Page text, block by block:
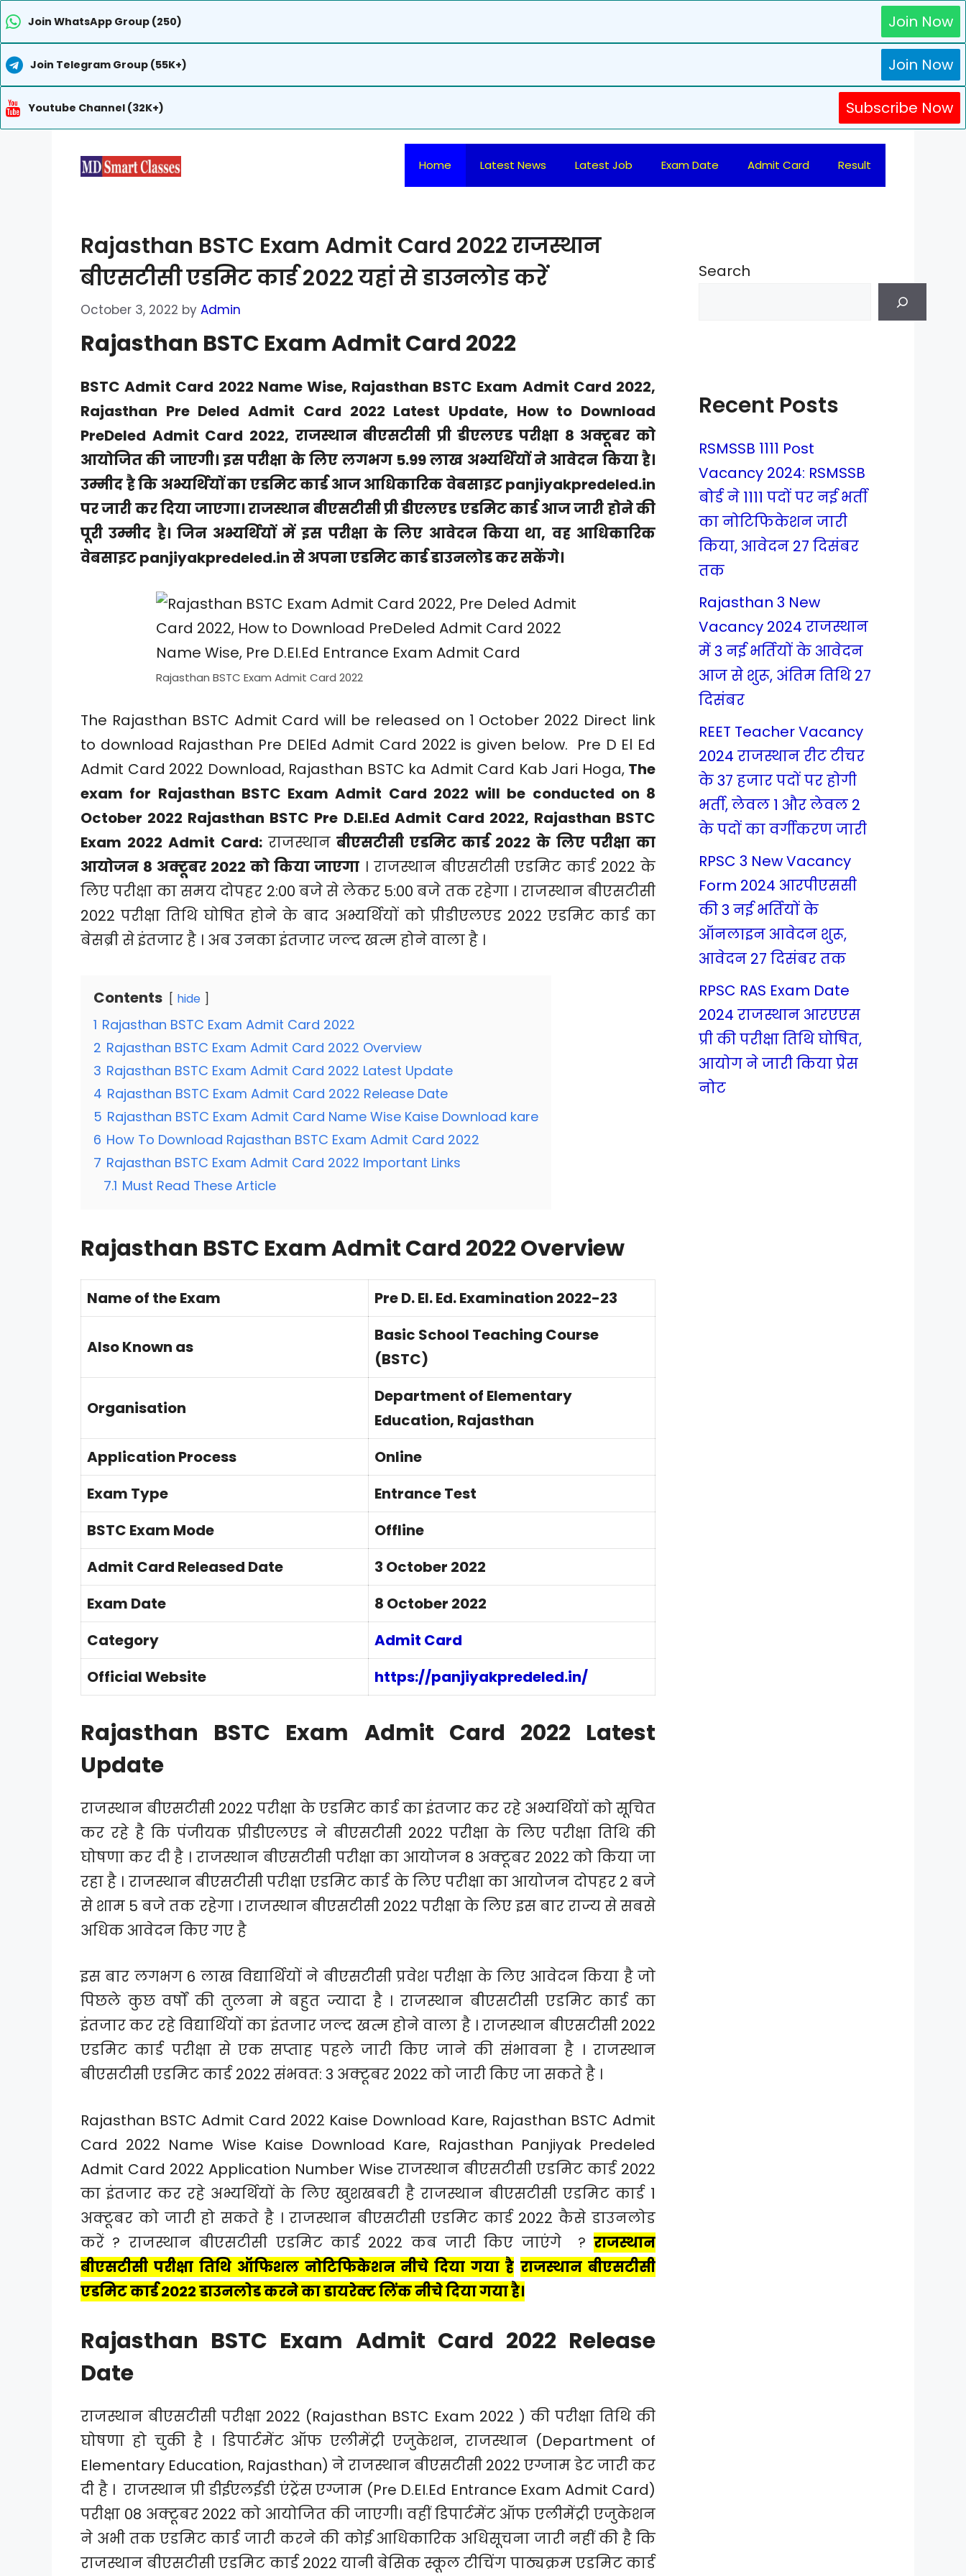
Join WhatsApp Group (250) Join Now
Join Telegram Group (55K+) Join Now
Youtube Channel (32K+)
Subscribe Now
Home Latest News Latest Job Exam Date Admit Card Result
Rajasthan BSTC Exam Admit Card 2022 राजस्थान
बीएसटीसी एडमिट कार्ड 2022 यहां से डाउनलोड करें
October 3, 2022 by Admin
Rajasthan BSTC Exam Admit Card 2022
BSTC Admit Card 2022 Name Wise, Rajasthan BSTC Exam Admit Card 2022,
Rajasthan Pre Deled Admit Card 2022 Latest Update, How to Download
PreDeled Admit Card 2022, राजस्थान बीएसटीसी प्री डीएलएड परीक्षा 8 अक्टूबर को
आयोजित की जाएगी। इस परीक्षा के लिए लगभग 5.99 लाख अभ्यर्थियों ने आवेदन किया है।
उम्मीद है कि अभ्यर्थियों का एडमिट कार्ड आज आधिकारिक वेबसाइट panjiyakpredeled.in
पर जारी कर दिया जाएगा। राजस्थान बीएसटीसी प्री डीएलएड एडमिट कार्ड आज जारी होने की
पूरी उम्मीद है। जिन अभ्यर्थियों में इस परीक्षा के लिए आवेदन किया था, वह‌ आधिकारिक
वेबसाइट panjiyakpredeled.in से अपना एडमिट कार्ड डाउनलोड कर सकेंगे।‌
Rajasthan BSTC Exam Admit Card 2022
The Rajasthan BSTC Admit Card will be released on 1 October 2022 Direct link
to download Rajasthan Pre DElEd Admit Card 2022 is given below. Pre D El Ed
Admit Card 2022 Download, Rajasthan BSTC ka Admit Card Kab Jari Hoga, The
exam for Rajasthan BSTC Exam Admit Card 2022 will be conducted on 8
October 2022 Rajasthan BSTC Pre D.El.Ed Admit Card 2022, Rajasthan BSTC
Exam 2022 Admit Card: राजस्थानबीएसटीसी एडमिट कार्ड 2022 के लिए परीक्षा का
आयोजन 8 अक्टूबर 2022 को किया जाएगा । राजस्थान बीएसटीसी एडमिट कार्ड 2022 के
लिए परीक्षा का समय दोपहर 2:00 बजे से लेकर 5:00 बजे तक रहेगा । राजस्थान बीएसटीसी
2022 परीक्षा तिथि घोषित होने के बाद अभ्यर्थियों को प्रीडीएलएड 2022 एडमिट कार्ड का
बेसब्री से इंतजार है । अब उनका इंतजार जल्द खत्म होने वाला है ।
Contents hide
1 Rajasthan BSTC Exam Admit Card 2022
2 Rajasthan BSTC Exam Admit Card 2022 Overview
3 Rajasthan BSTC Exam Admit Card 2022 Latest Update
4 Rajasthan BSTC Exam Admit Card 2022 Release Date
5 Rajasthan BSTC Exam Admit Card Name Wise Kaise Download kare
6 How To Download Rajasthan BSTC Exam Admit Card 2022
7 Rajasthan BSTC Exam Admit Card 2022 Important Links
7.1 Must Read These Article
Rajasthan BSTC Exam Admit Card 2022 Overview
Name of the Exam Pre D. El. Ed. Examination 2022-23
Also Known as
Basic School Teaching Course
(BSTC)
Organisation
Department of Elementary
Education, Rajasthan
Application Process
Online
Exam Type
Entrance Test
BSTC Exam Mode
Offline
Admit Card Released Date
3 October 2022
Exam Date
8 October 2022
Category
Admit Card
Official Website
https://panjiyakpredeled.in/
Rajasthan BSTC Exam Admit Card 2022 Latest
Update
राजस्थान बीएसटीसी 2022 परीक्षा के एडमिट कार्ड का इंतजार कर रहे अभ्यर्थियों को सूचित
कर रहे है कि पंजीयक प्रीडीएलएड ने बीएसटीसी 2022 परीक्षा के लिए परीक्षा तिथि की
घोषणा कर दी है । राजस्थान बीएसटीसी परीक्षा का आयोजन 8 अक्टूबर 2022 को किया जा
रहा है । राजस्थान बीएसटीसी परीक्षा एडमिट कार्ड के लिए परीक्षा का आयोजन दोपहर 2 बजे
से शाम 5 बजे तक रहेगा । राजस्थान बीएसटीसी 2022 परीक्षा के लिए इस बार राज्य से सबसे
अधिक आवेदन किए गए है
इस बार लगभग 6 लाख विद्यार्थियों ने बीएसटीसी प्रवेश परीक्षा के लिए आवेदन किया है जो
पिछले कुछ वर्षों की तुलना मे बहुत ज्यादा है । राजस्थान बीएसटीसी एडमिट कार्ड का
इंतजार कर रहे विद्यार्थियों का इंतजार जल्द खत्म होने वाला है । राजस्थान बीएसटीसी 2022
एडमिट कार्ड परीक्षा से एक सप्ताह पहले जारी किए जाने की संभावना है । राजस्थान
बीएसटीसी एडमिट कार्ड 2022 संभवत: 3 अक्टूबर 2022 को जारी किए जा सकते है ।
Rajasthan BSTC Admit Card 2022 Kaise Download Kare, Rajasthan BSTC Admit
Card 2022 Name Wise Kaise Download Kare, Rajasthan Panjiyak Predeled
Admit Card 2022 Application Number Wise राजस्थान बीएसटीसी एडमिट कार्ड 2022
का इंतजार कर रहे अभ्यर्थियों के लिए खुशखबरी है राजस्थान बीएसटीसी एडमिट कार्ड 1
अक्टूबर को जारी हो सकते है । राजस्थान बीएसटीसी एडमिट कार्ड 2022‌ कैसे डाउनलोड
करें ? राजस्थान बीएसटीसी एडमिट कार्ड 2022 कब जारी किए जाएंगे ? राजस्थान
बीएसटीसी परीक्षा तिथि ऑफिशल नोटिफिकेशन नीचे दिया गया है राजस्थान बीएसटीसी
एडमिट कार्ड 2022 डाउनलोड करने का डायरेक्ट लिंक नीचे दिया गया है।
Rajasthan BSTC Exam Admit Card 2022 Release
Date
राजस्थान बीएसटीसी परीक्षा 2022 (Rajasthan BSTC Exam 2022 ) की परीक्षा तिथि की
घोषणा हो चुकी है । डिपार्टमेंट ऑफ एलीमेंट्री एजुकेशन, राजस्थान (Department of
Elementary Education, Rajasthan) ने राजस्थान बीएसटीसी 2022 एग्जाम डेट जारी कर
दी है । राजस्थान प्री डीईएलईडी एंट्रेंस एग्जाम (Pre D.EI.Ed Entrance Exam Admit Card)
परीक्षा 08 अक्टूबर 2022 को आयोजित की जाएगी। वहीं डिपार्टमेंट ऑफ एलीमेंट्री एजुकेशन
ने अभी तक एडमिट कार्ड जारी करने की कोई आधिकारिक अधिसूचना जारी नहीं की है कि
राजस्थान बीएसटीसी एडमिट कार्ड 2022 यानी बेसिक स्कूल टीचिंग पाठ्यक्रम एडमिट कार्ड
Search
Recent Posts
RSMSSB 1111 Post
Vacancy 2024: RSMSSB
बोर्ड ने 1111 पदों पर नई भर्ती
का नोटिफिकेशन जारी
किया, आवेदन 27 दिसंबर
तक
Rajasthan 3 New
Vacancy 2024 राजस्थान
में 3 नई भर्तियों के आवेदन
आज से शुरू, अंतिम तिथि 27
दिसंबर
REET Teacher Vacancy
2024 राजस्थान रीट टीचर
के 37 हजार पदों पर होगी
भर्ती, लेवल 1 और लेवल 2
के पदों का वर्गीकरण जारी
RPSC 3 New Vacancy
Form 2024 आरपीएससी
की 3 नई भर्तियों के
ऑनलाइन आवेदन शुरू,
आवेदन 27 दिसंबर तक
RPSC RAS Exam Date
2024 राजस्थान आरएएस
प्री की परीक्षा तिथि घोषित,
आयोग ने जारी किया प्रेस
नोट